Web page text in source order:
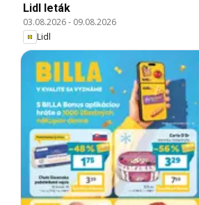
Lidl leták
03.08.2026- 09.08.2026
Lidl